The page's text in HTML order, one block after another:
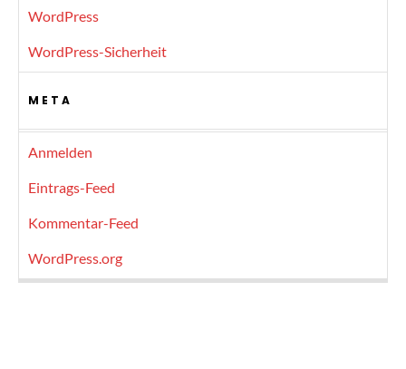
WordPress
WordPress-Sicherheit
META
Anmelden
Eintrags-Feed
Kommentar-Feed
WordPress.org